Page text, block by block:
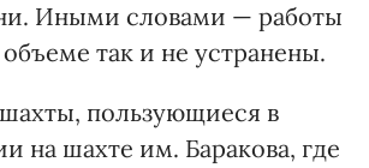
Иными словами — работы
так и не устранены.
пользующиеся в
на шахте им. Баракова, где